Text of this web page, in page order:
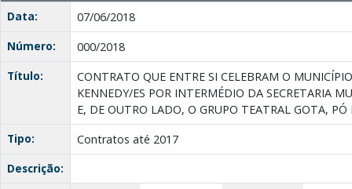
Data:
07/06/2018
Número:
000/2018
Título:
CONTRATO QUE ENTRE SI CELEBRAM O
KENNEDY/ES POR INTERMÉDIO DA SECRETARIA
E, DE OUTRO LADO, O GRUPO TEATRAL GOTA, PÓ
Tipo:
Contratos até 2017
Descrição: